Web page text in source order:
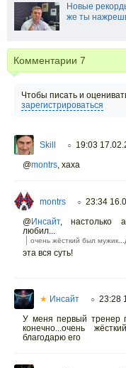
Новые
же ты
Комментарии 7
Чтобы писать и
зарегистрироваться
Skill ○ 19:03
@montrs хаха
montrs ○ 23:34
@Инсайт,
настолько
любил...
очень жёсткий был
эта вся суть!
★ Инсайт ○ 23:28
У меня первый тренер
конечно...очень
благодарю его